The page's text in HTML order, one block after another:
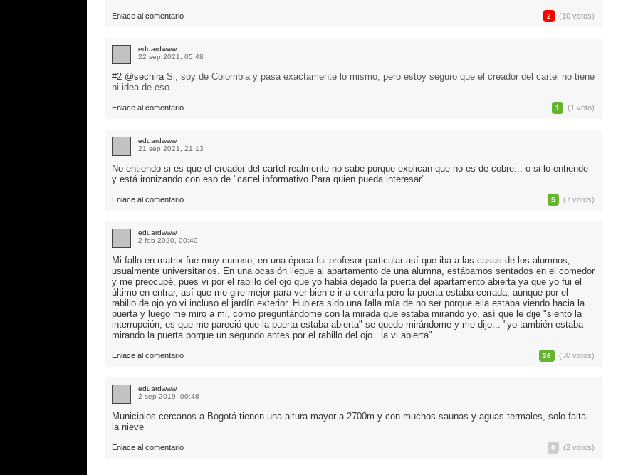
Enlace al comentario 2 (10 votos)
eduardwww
22 sep 2021, 05:48
#2 @sechiraSi, soy de Colombia y pasa exactamente lo mismo, pero estoy seguro que el creador del cartel no tiene
ni idea de eso
Enlace al comentario 1 (1 voto)
eduardwww
21 sep 2021, 21:13
No entiendo si es que el creador del cartel realmente no sabe porque explican que no es de cobre... o si lo entiende
y está ironizando con eso de "cartel informativo Para quien pueda interesar"
Enlace al comentario 5 (7 votos)
eduardwww
2 feb 2020, 00:40
Mi fallo en matrix fue muy curioso, en una época fui profesor particular así que iba a las casas de los alumnos,
usualmente universitarios. En una ocasión llegue al apartamento de una alumna, estábamos sentados en el comedor
y me preocupé, pues vi por el rabillo del ojo que yo había dejado la puerta del apartamento abierta ya que yo fui el
último en entrar, así que me gire mejor para ver bien e ir a cerrarla pero la puerta estaba cerrada, aunque por el
rabillo de ojo yo vi incluso el jardín exterior. Hubiera sido una falla mía de no ser porque ella estaba viendo hacia la
puerta y luego me miro a mi, como preguntándome con la mirada que estaba mirando yo, así que le dije "siento la
interrupción, es que me pareció que la puerta estaba abierta" se quedo mirándome y me dijo... "yo también estaba
mirando la puerta porque un segundo antes por el rabillo del ojo.. la vi abierta"
Enlace al comentario 26 (30 votos)
eduardwww
2 sep 2019, 00:48
Municipios cercanos a Bogotá tienen una altura mayor a 2700m y con muchos saunas y aguas termales, solo falta
la nieve
Enlace al comentario 0 (2 votos)